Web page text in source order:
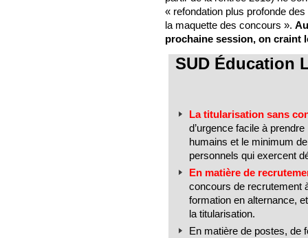
« refondation plus profonde
la maquette des concours ».
prochaine session, on craint
SUD Éducation
La titularisation sans
d’urgence facile à
humains et le minimum
personnels qui exercent
En matière de
concours de recrutement
formation en alternance,
la titularisation.
En matière de postes, de